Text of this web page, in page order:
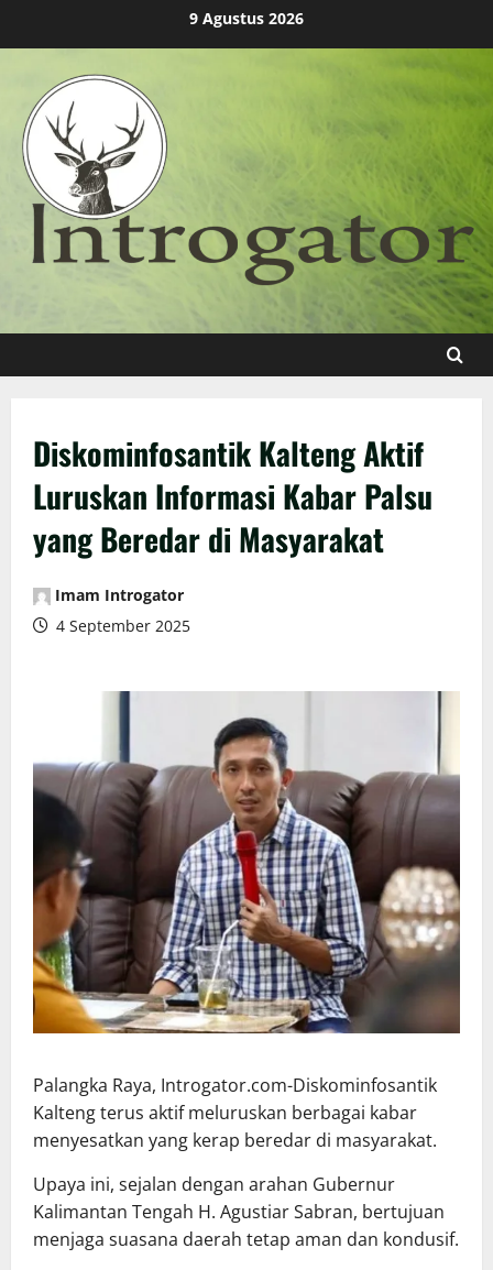
9 Agustus 2026
Diskominfosantik Kalteng Aktif
Luruskan Informasi Kabar Palsu
yang Beredar di Masyarakat
Imam Introgator
4 September 2025
Palangka Raya, Introgator.com-Diskominfosantik
Kalteng terus aktif meluruskan berbagai kabar
menyesatkan yang kerap beredar di masyarakat.
Upaya ini, sejalan dengan arahan Gubernur
Kalimantan Tengah H. Agustiar Sabran, bertujuan
menjaga suasana daerah tetap aman dan kondusif.